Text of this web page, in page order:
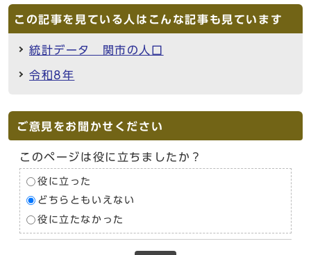
この記事を見ている人はこんな記事も見ています
統計データ 関市の人口
令和8年
ご意見をお聞かせください
このページは役に立ちましたか？
役に立った
どちらともいえない
役に立たなかった